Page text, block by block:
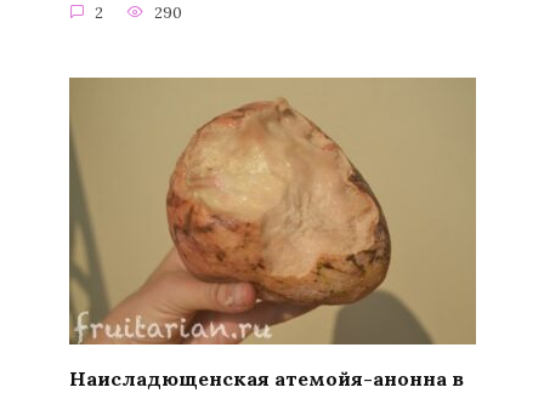
2 290
Наисладющенская атемойя-анонна в